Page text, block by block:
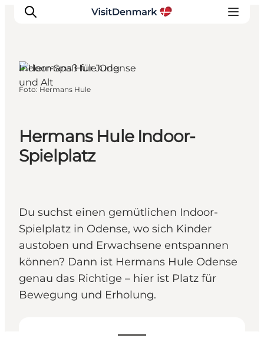
Erlebnisse
Unterkünfte
Reiseplanung
Hermans Hule Indoor-
Spielplatz
Du suchst einen gemütlichen Indoor-
Spielplatz in Odense, wo sich Kinder
austoben und Erwachsene entspannen
können? Dann ist Hermans Hule Odense
genau das Richtige – hier ist Platz für
Bewegung und Erholung.
Öffnungszeiten anzeigen
Indoor-Spaß für Jung
und Alt
Foto: Hermans Hule